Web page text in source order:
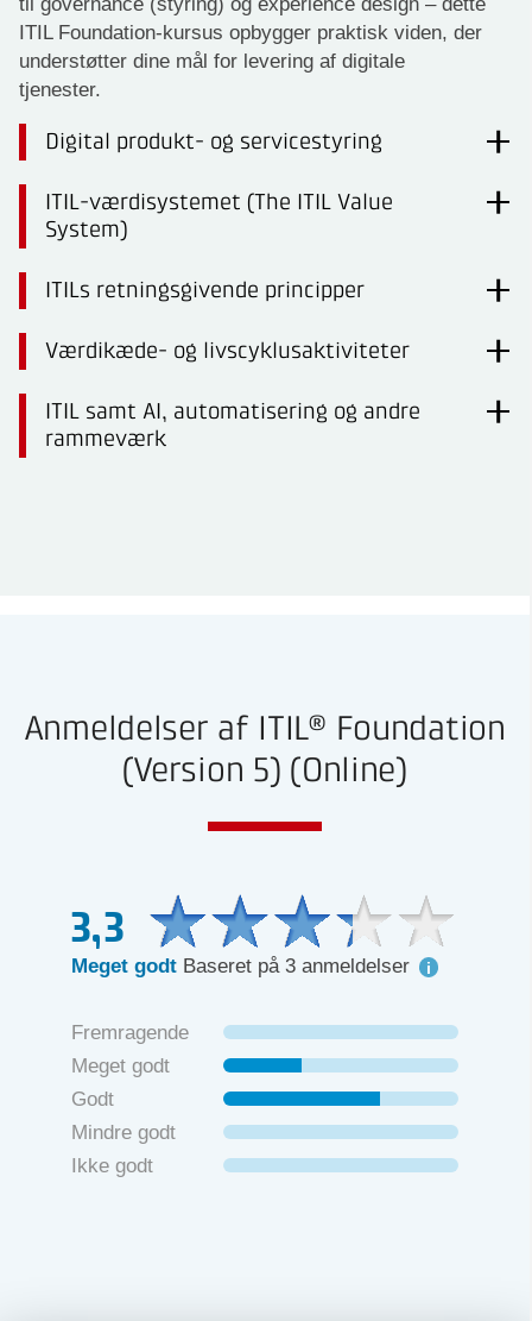
ITIL Foundation-kursus opbygger praktisk viden, der
understøtter dine mål for levering af digitale
tjenester.
Digital produkt- og servicestyring
ITIL-værdisystemet (The ITIL Value
System)
ITILs retningsgivende principper
Værdikæde- og livscyklusaktiviteter
ITIL samt AI, automatisering og andre
rammeværk
Anmeldelser af ITIL® Foundation
(Version 5) (Online)
3,3
Meget godt Baseret på 3 anmeldelser
Fremragende
Meget godt
Godt
Mindre godt
Ikke godt